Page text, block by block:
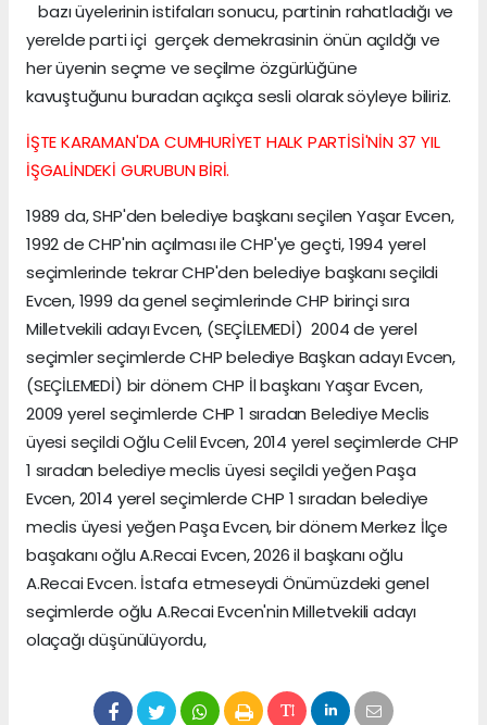
bazı üyelerinin istifaları sonucu, partinin rahatladığı ve
yerelde parti içi gerçek demekrasinin önün açıldğı ve
her üyenin seçme ve seçilme özgürlüğüne
kavuştuğunu buradan açıkça sesli olarak söyleye biliriz.
İŞTE KARAMAN'DA CUMHURİYET HALK PARTİSİ'NİN 37 YIL
İŞGALİNDEKİ GURUBUN BİRİ.
1989 da, SHP'den belediye başkanı seçilen Yaşar Evcen,
1992 de CHP'nin açılması ile CHP'ye geçti, 1994 yerel
seçimlerinde tekrar CHP'den belediye başkanı seçildi
Evcen, 1999 da genel seçimlerinde CHP birinçi sıra
Milletvekili adayı Evcen, (SEÇİLEMEDİ) 2004 de yerel
seçimler seçimlerde CHP belediye Başkan adayı Evcen,
(SEÇİLEMEDİ) bir dönem CHP İl başkanı Yaşar Evcen,
2009 yerel seçimlerde CHP 1 sıradan Belediye Meclis
üyesi seçildi Oğlu Celil Evcen, 2014 yerel seçimlerde CHP
1 sıradan belediye meclis üyesi seçildi yeğen Paşa
Evcen, 2014 yerel seçimlerde CHP 1 sıradan belediye
meclis üyesi yeğen Paşa Evcen, bir dönem Merkez İlçe
başakanı oğlu A.Recai Evcen, 2026 il başkanı oğlu
A.Recai Evcen. İstafa etmeseydi Önümüzdeki genel
seçimlerde oğlu A.Recai Evcen'nin Milletvekili adayı
olaçağı düşünülüyordu,